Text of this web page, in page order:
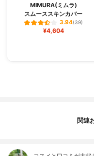
MIMURA(ミムラ)
スムーススキンカバー
3.94(39)
¥4,604
関連